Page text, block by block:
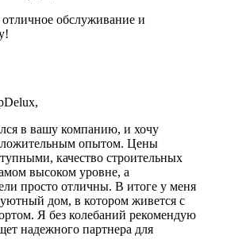
обслуживание и
в вашу компанию, и хочу
опытом. Цены
качество строительных
высоком уровне, а
просто отличны. В итоге у меня
дом, в котором живется с
Я без колебаний рекомендую
надежного партнера для